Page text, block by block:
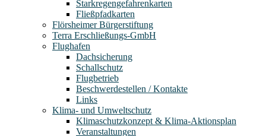
Starkregengefahrenkarten
Fließpfadkarten
Flörsheimer Bürgerstiftung
Terra Erschließungs-GmbH
Flughafen
Dachsicherung
Schallschutz
Flugbetrieb
Beschwerdestellen / Kontakte
Links
Klima- und Umweltschutz
Klimaschutzkonzept & Klima-Aktionsplan
Veranstaltungen